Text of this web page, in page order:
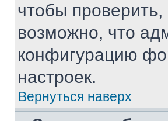
чтобы
возможно, что
конфигурацию
настроек.
Вернуться наверх